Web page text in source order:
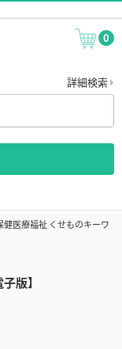
0
詳細検索
健医療福祉 くせものキーワ
版】